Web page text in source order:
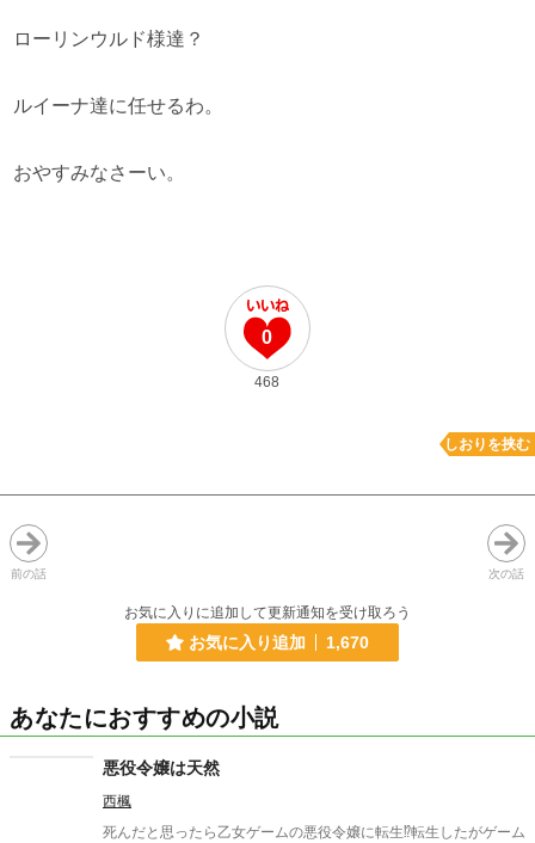
ローリンウルド様達？
ルイーナ達に任せるわ。
おやすみなさーい。
0
468
しおりを挟む
前の話 次の話
お気に入りに追加して更新通知を受け取ろう
お気に入り追加 1,670
あなたにおすすめの小説
悪役令嬢は天然
西楓
死んだと思ったら乙女ゲームの悪役令嬢に転生⁉︎転生したがゲーム